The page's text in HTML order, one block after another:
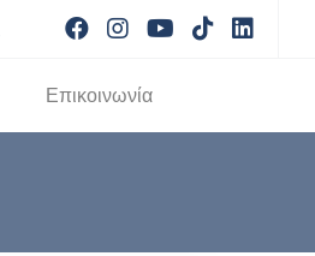
Visit facebook
Visit instagram
Visit youtube
Visit
Επικοινωνία